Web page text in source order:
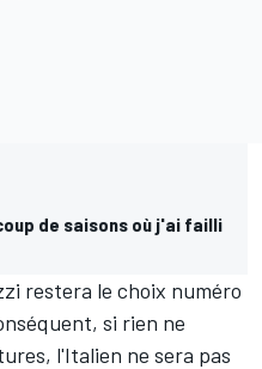
de saisons où j'ai failli
restera le choix numéro
si rien ne
l'Italien ne sera pas